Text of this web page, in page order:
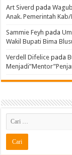
Art Siverd pada
Anak. Pemerintah
Sammie Feyh pada
Wakil Bupati Bima
Verdell Difelice pada